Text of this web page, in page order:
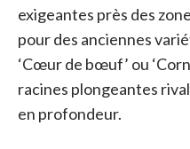
exigeantes près des
pour des anciennes
‘Cœur de bœuf’ ou
racines plongeantes
en profondeur.